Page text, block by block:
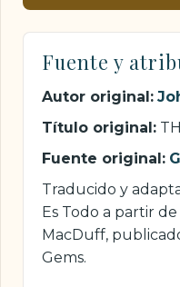
Fuente y
Autor original:
Título original:
Fuente original:
Traducido y
Es Todo a partir
MacDuff,
Gems.